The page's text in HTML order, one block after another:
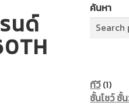
นด์
ค้นหา
ทีวี 11
ชั้นโชว์ ชั้